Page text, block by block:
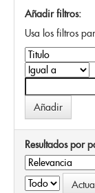
Añadir filtros:
Usa los filtros
Resultados por